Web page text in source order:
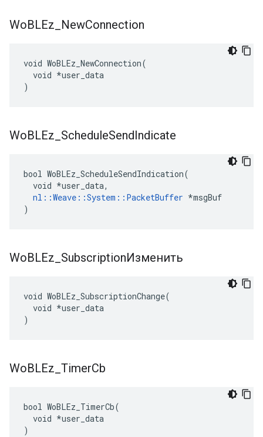
WoBLEz NewConnection
void WoBLEz_NewConnection(
  void *user_data
)
WoBLEz ScheduleSendIndicate
bool WoBLEz_ScheduleSendIndication(
  void *user_data,
nl::Weave::System::PacketBuffer *msgBuf
)
WoBLEz SubscriptionИзменить
void WoBLEz_SubscriptionChange(
  void *user_data
)
WoBLEz TimerCb
bool WoBLEz_TimerCb(
  void *user_data
)